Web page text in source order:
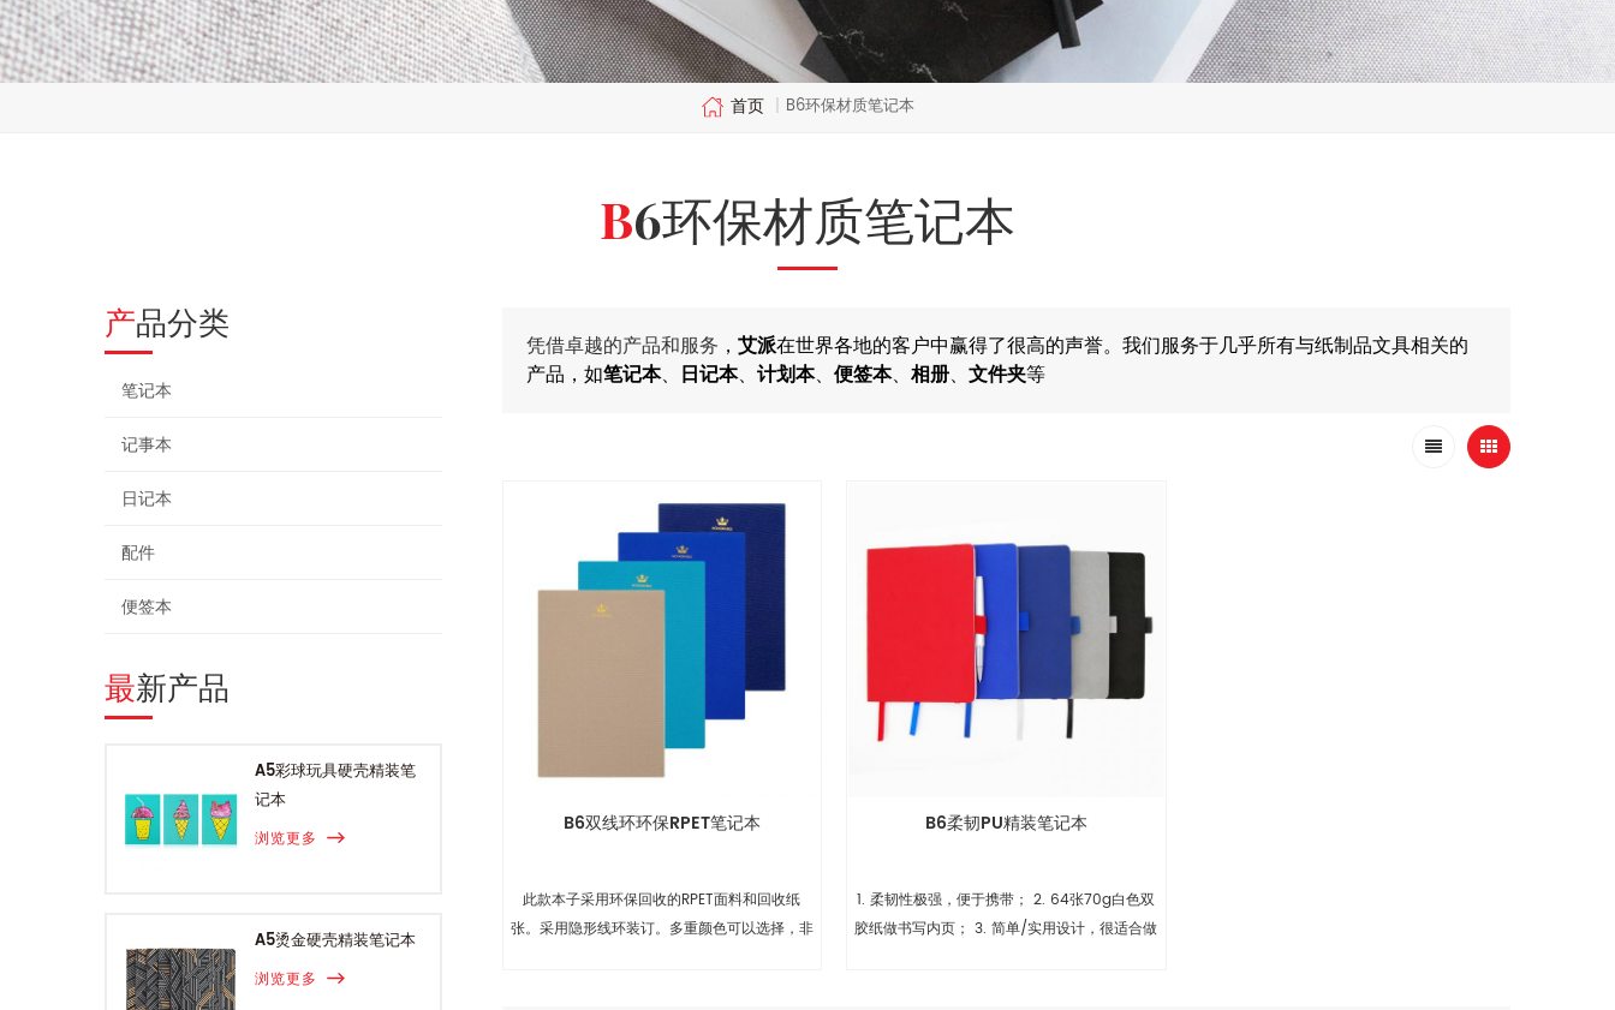
首页 | B6环保材质笔记本
B6环保材质笔记本
产品分类
笔记本
记事本
日记本
配件
便签本
最新产品
A5彩球玩具硬壳精装笔
记本
浏览更多
A5烫金硬壳精装笔记本
浏览更多
凭借卓越的产品和服务 ， 艾派在世界各地的客户中赢得了很高的声誉。我们服务于几乎所有与纸制品文具相关的
产品，如笔记本、 日记本、 计划本、 便签本、 相册、 文件夹等
B6双线环环保RPET笔记本
此款本子采用环保回收的RPET面料和回收纸
张。采用隐形线环装订。多重颜色可以选择，非
B6柔韧PU精装笔记本
1. 柔韧性极强，便于携带； 2. 64张70g白色双
胶纸做书写内页； 3. 简单/实用设计，很适合做